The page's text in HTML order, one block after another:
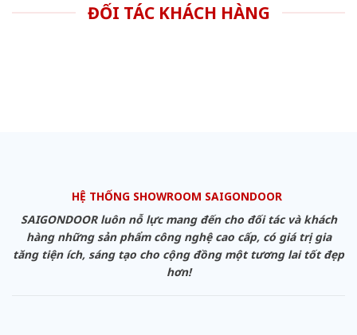
ĐỐI TÁC KHÁCH HÀNG
HỆ THỐNG SHOWROOM SAIGONDOOR
SAIGONDOOR luôn nỗ lực mang đến cho đối tác và khách
hàng những sản phẩm công nghệ cao cấp, có giá trị gia
tăng tiện ích, sáng tạo cho cộng đồng một tương lai tốt đẹp
hơn!